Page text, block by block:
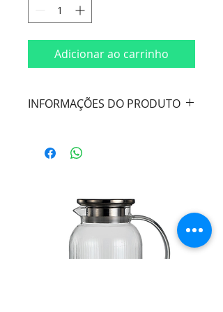
Adicionar ao carrinho
INFORMAÇÕES DO PRODUTO
Material: Porcelana